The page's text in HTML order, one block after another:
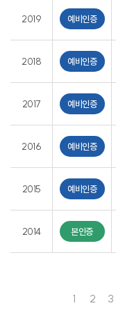
2019 예비인증
2018 예비인증
2017 예비인증
2016 예비인증
2015 예비인증
2014 본인증
1 2 3